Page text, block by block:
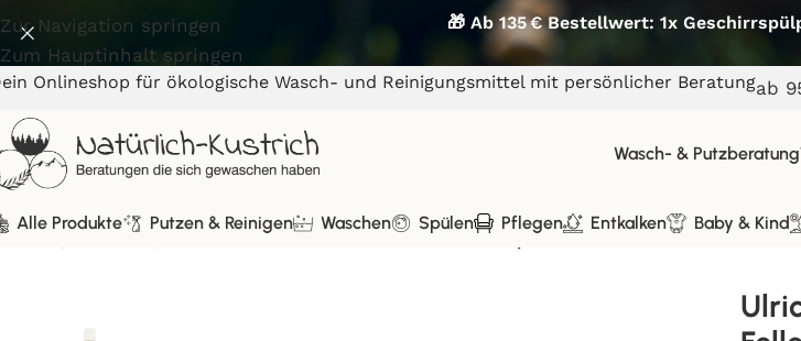
Zur Navigation springen
Zum Hauptinhalt springen
🎁 Ab 135 € Bestellwert: 1x
Onlineshop für ökologische Wasch- und Reinigungsmittel mit persönlicher Beratungab
Wasch- & Putzberatung
Alle Produkte Putzen & Reinigen Waschen Spülen Pflegen Entkalken Baby & Kind
Ulrich natürlich Waschmittel für Wolle, Seide und Felle